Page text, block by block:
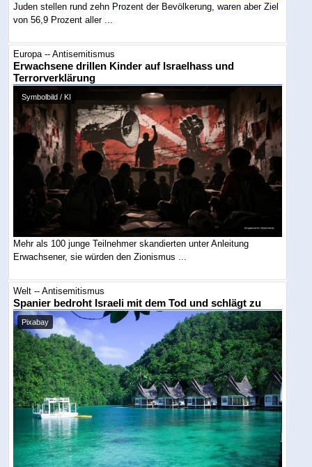
Juden stellen rund zehn Prozent der Bevölkerung, waren aber Ziel
von 56,9 Prozent aller ...
Europa -- Antisemitismus
Erwachsene drillen Kinder auf Israelhass und
Terrorverklärung
Symbolbild / KI
Mehr als 100 junge Teilnehmer skandierten unter Anleitung
Erwachsener, sie würden den Zionismus ...
Welt -- Antisemitismus
Spanier bedroht Israeli mit dem Tod und schlägt zu
Pixabay